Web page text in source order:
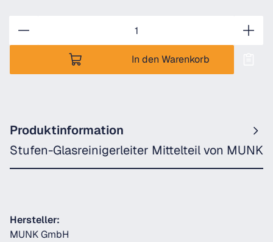
In den Warenkorb
Produktinformation
Stufen-Glasreinigerleiter Mittelteil von MUNK
Hersteller:
MUNK GmbH